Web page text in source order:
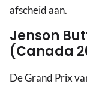
afscheid aan.
Jenson
(Canada
De Grand Prix